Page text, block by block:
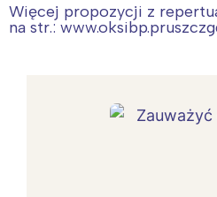
Więcej propozycji z
na str.: